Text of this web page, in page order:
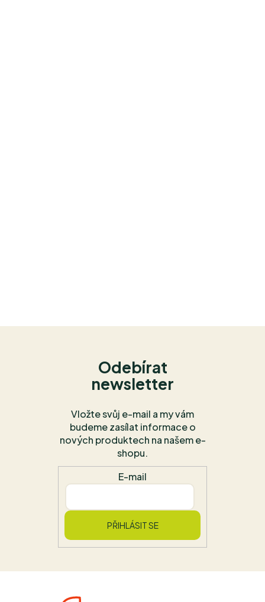
Odebírat
newsletter
Vložte svůj e-mail a my vám
budeme zasílat informace o
nových produktech na našem e-
shopu.
E-mail
PŘIHLÁSIT SE